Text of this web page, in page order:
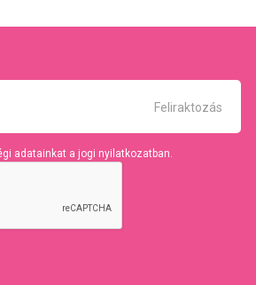
adatainkat a jogi nyilatkozatban.